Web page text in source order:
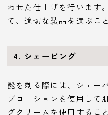
わせた仕上げを行います
て、適切な製品を選ぶこ
4. シェービング
髭を剃る際には、シェー
ブローションを使用して
グクリームを使用するこ